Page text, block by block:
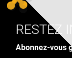
RESTEZ
Abonnez-vous